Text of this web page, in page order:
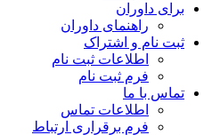
برای داوران
راهنمای داوران
ثبت نام و اشتراک
اطلاعات ثبت نام
فرم ثبت نام
تماس با ما
اطلاعات تماس
فرم برقراری ارتباط